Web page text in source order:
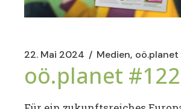
22. Mai 2024 Medien oö.planet
oö.planet #122